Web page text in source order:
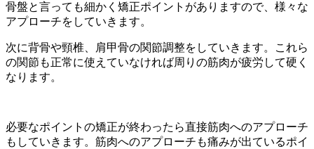
骨盤と言っても細かく矯正ポイントがありますので、様々な
アプローチをしていきます。
次に背骨や頸椎、肩甲骨の関節調整をしていきます。これら
の関節も正常に使えていなければ周りの筋肉が疲労して硬く
なります。
必要なポイントの矯正が終わったら直接筋肉へのアプローチ
もしていきます。筋肉へのアプローチも痛みが出ているポイ